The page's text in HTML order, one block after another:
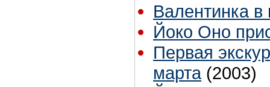
Валентинка
Йоко Оно
Первая
марта (2003)